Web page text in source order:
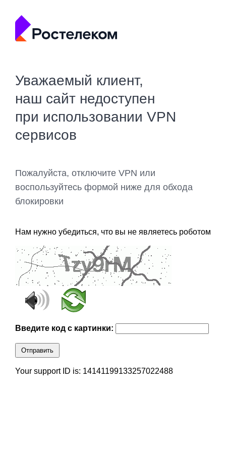
Уважаемый клиент,
наш сайт недоступен
при использовании VPN
сервисов
Пожалуйста, отключите VPN или
воспользуйтесь формой ниже для обхода
блокировки
Нам нужно убедиться, что вы не являетесь роботом
Введите код с картинки:
Отправить
Your support ID is: 14141199133257022488